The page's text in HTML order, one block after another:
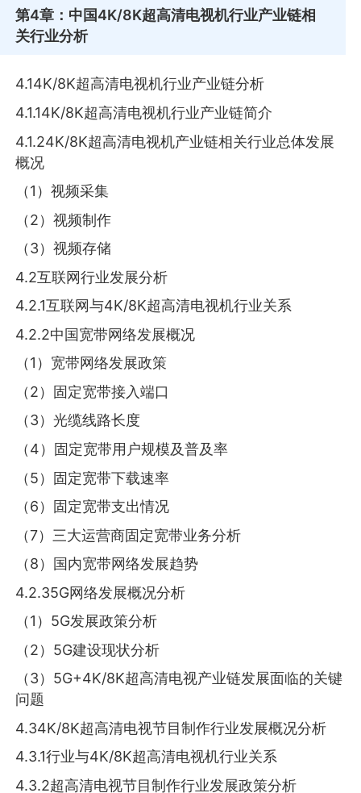
第4章 ：中国4K/8K超高清电视机行业产业链相
关行业分析
4.14K/8K超高清电视机行业产业链分析
4.1.14K/8K超高清电视机行业产业链简介
4.1.24K/8K超高清电视机产业链相关行业总体发展
概况
（1）视频采集
（2）视频制作
（3）视频存储
4.2互联网行业发展分析
4.2.1互联网与4K/8K超高清电视机行业关系
4.2.2中国宽带网络发展概况
（1）宽带网络发展政策
（2）固定宽带接入端口
（3）光缆线路长度
（4）固定宽带用户规模及普及率
（5）固定宽带下载速率
（6）固定宽带支出情况
（7）三大运营商固定宽带业务分析
（8）国内宽带网络发展趋势
4.2.35G网络发展概况分析
（1）5G发展政策分析
（2）5G建设现状分析
（3）5G+4K/8K超高清电视产业链发展面临的关键
问题
4.34K/8K超高清电视节目制作行业发展概况分析
4.3.1行业与4K/8K超高清电视机行业关系
4.3.2超高清电视节目制作行业发展政策分析